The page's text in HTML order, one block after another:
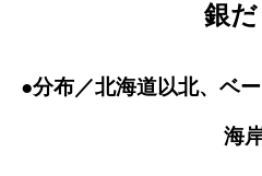
銀だ
●分布／北海道以北、ベ
海